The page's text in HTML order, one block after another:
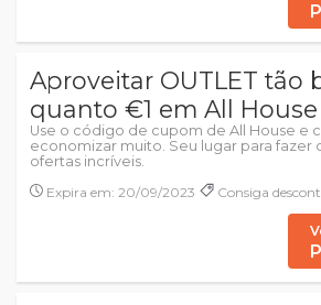
Aproveitar OUTLET tão
quanto €1 em All House
Use o código de cupom de All House e
economizar muito. Seu lugar para fazer
ofertas incríveis.
Expira em: 20/09/2023
Consiga